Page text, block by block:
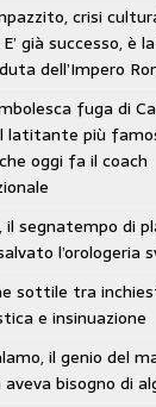
crisi
già successo, è
dell’Impero
fuga di
latitante più
oggi fa il coach
il segnatempo di
l’orologeria
sottile tra
e insinuazione
il genio del
aveva bisogno di